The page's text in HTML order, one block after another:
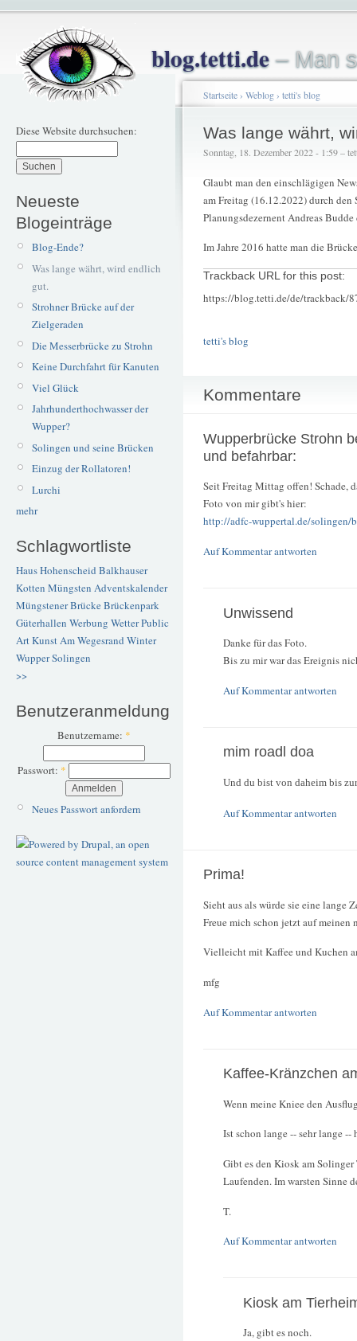
blog.tetti.de– Man
Diese Website durchsuchen:
Neueste
Blogeinträge
Blog-Ende?
Was lange währt, wird endlich
gut.
Strohner Brücke auf der
Zielgeraden
Die Messerbrücke zu Strohn
Keine Durchfahrt für Kanuten
Viel Glück
Jahrhunderthochwasser der
Wupper?
Solingen und seine Brücken
Einzug der Rollatoren!
Lurchi
mehr
Schlagwortliste
Haus Hohenscheid Balkhauser
Kotten Müngsten Adventskalender
Müngstener BrückeBrückenpark
Güterhallen Werbung WetterPublic
ArtKunstAm Wegesrand Winter
WupperSolingen
>>
Benutzeranmeldung
Benutzername: *
Passwort: *
Neues Passwort anfordern
Startseite› Weblog› tetti's blog
Was lange währt,
Sonntag, 18. Dezember 2022 - 1:59 –
Glaubt man den einschlägigen
am Freitag (16.12.2022) durch
Planungsdezernent Andreas
Im Jahre 2016 hatte man die
Trackback URL for this post:
https://blog.tetti.de/de/trackback/
tetti's blog
Kommentare
Wupperbrücke Strohn
und befahrbar:
Seit Freitag Mittag offen! Schade,
Foto von mir gibt's hier:
http://adfc-wuppertal.de/solingen/
Auf Kommentar antworten
Unwissend
Danke für das Foto.
Bis zu mir war das Ereignis
Auf Kommentar antworten
mim roadl doa
Und du bist von daheim bis
Auf Kommentar antworten
Prima!
Sieht aus als würde sie eine lange
Freue mich schon jetzt auf meinen
Vielleicht mit Kaffee und Kuchen
mfg
Auf Kommentar antworten
Kaffee-Kränzchen
Wenn meine Kniee den
Ist schon lange -- sehr lange --
Gibt es den Kiosk am
Laufenden. Im warsten Sinne
T.
Auf Kommentar antworten
Kiosk am
Ja, gibt es noch.